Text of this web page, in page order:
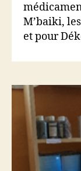
M’baiki,
et pour